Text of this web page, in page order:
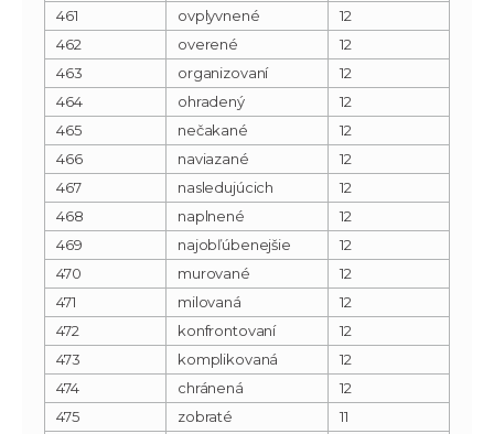
461
ovplyvnené
12
462
overené
12
463
organizovaní
12
464
ohradený
12
465
nečakané
12
466
naviazané
12
467
nasledujúcich
12
468
naplnené
12
469
najobľúbenejšie
12
470
murované
12
471
milovaná
12
472
konfrontovaní
12
473
komplikovaná
12
474
chránená
12
475
zobraté
11